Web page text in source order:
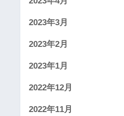
2023年3月
2023年2月
2023年1月
2022年12月
2022年11月